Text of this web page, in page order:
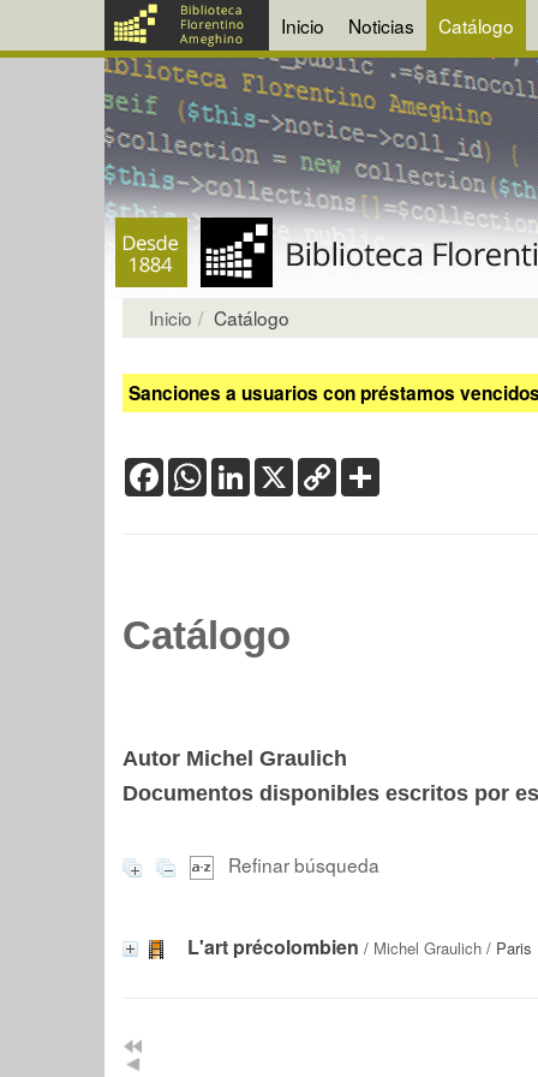
Inicio Noticias Catálogo
Inicio Catálogo
Sanciones a usuarios con préstamos
FacebookWhatsApp
LinkedIn
X Copy
Link
Catálogo
Autor Michel Graulich
Documentos disponibles escritos por
Refinar búsqueda
L'art précolombien / Michel Graulich / Paris